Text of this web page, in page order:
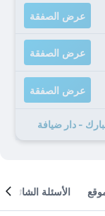
عرض الصفقة
عرض الصفقة
عرض الصفقة
الأسئلة الشائعة